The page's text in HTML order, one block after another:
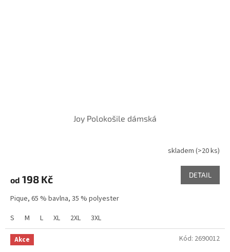
Joy Polokošile dámská
skladem (>20 ks)
od 198 Kč DETAIL
Pique, 65 % bavlna, 35 % polyester
S
M L XL 2XL 3XL
Akce Kód: 2690012